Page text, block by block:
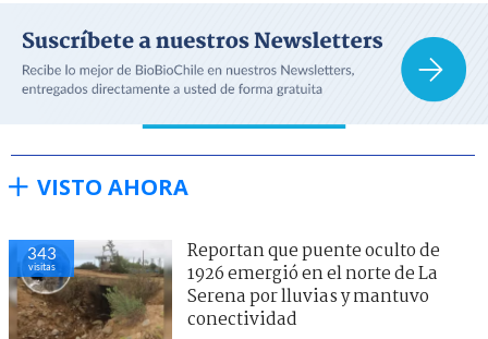
VISTO AHORA
343
visitas
Reportan que puente oculto de
1926 emergió en el norte de La
Serena por lluvias y mantuvo
conectividad